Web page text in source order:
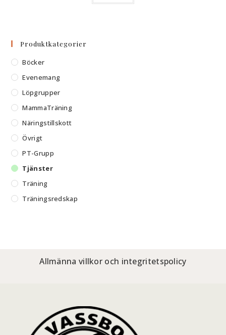
Produktkategorier
Böcker
Evenemang
Löpgrupper
MammaTräning
Näringstillskott
Övrigt
PT-Grupp
Tjänster
Träning
Träningsredskap
Allmänna villkor och integritetspolicy